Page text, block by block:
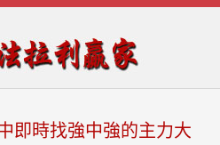
即時找強中強的主力大